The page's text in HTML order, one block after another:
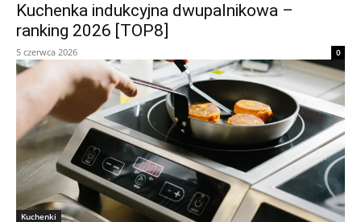
Kuchenka indukcyjna dwupalnikowa –
ranking 2026 [TOP8]
5 czerwca 2026 0
Kuchenki